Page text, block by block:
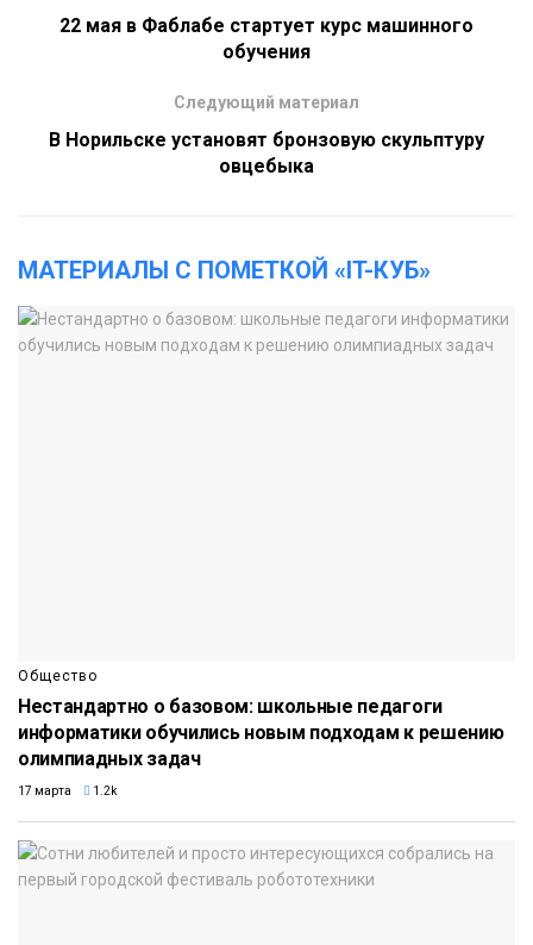
22 мая в Фаблабе стартует курс машинного
обучения
Следующий материал
В Норильске установят бронзовую скульптуру
овцебыка
МАТЕРИАЛЫ С ПОМЕТКОЙ «IT-КУБ»
Общество
Нестандартно о базовом: школьные педагоги
информатики обучились новым подходам к решению
олимпиадных задач
17 марта 1.2k